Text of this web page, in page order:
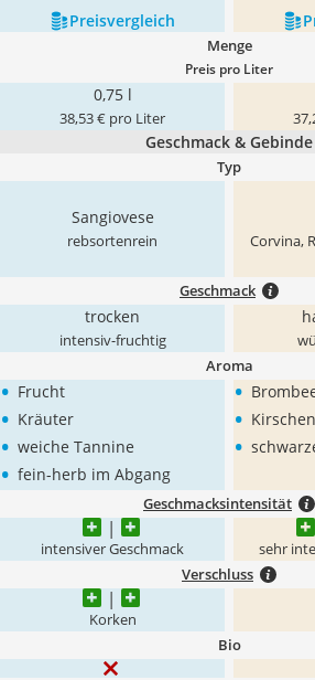
Preis­vergleich
Menge
Preis pro Liter
0,75 l
38,53 € pro Liter
Geschmack & Gebinde
Typ
‎Sangiovese
rebsortenrein ‎Corvina,
Geschmack
trocken
intensiv-fruchtig
Aroma
• Frucht
• Kräuter
• weiche Tannine
• fein-herb im Abgang
•
• Kirschen
•
Geschmacksintensität
intensiver Geschmack sehr
Verschluss
Korken
Bio